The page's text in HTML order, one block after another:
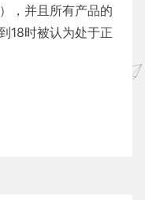
，并且所有产品的
18时被认为处于正